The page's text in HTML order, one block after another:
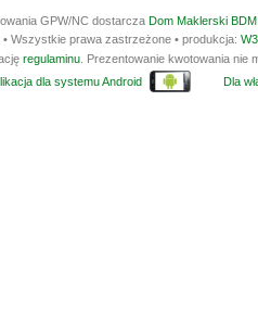
GPW/NC dostarcza Dom Maklerski
Wszystkie prawa zastrzeżone • produkcja:
regulaminu . Prezentowanie kwotowania
dla systemu Android Dla